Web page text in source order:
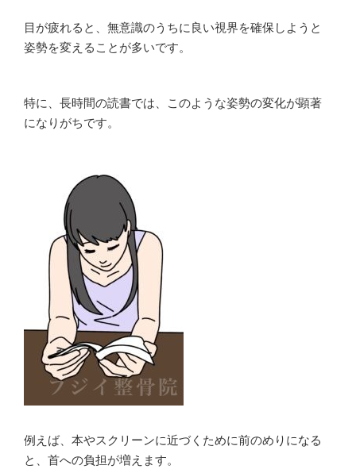
目が疲れると、無意識のうちに良い視界を確保しようと
姿勢を変えることが多いです。
特に、長時間の読書では、このような姿勢の変化が顕著
になりがちです。
例えば、本やスクリーンに近づくために前のめりになる
と、首への負担が増えます。